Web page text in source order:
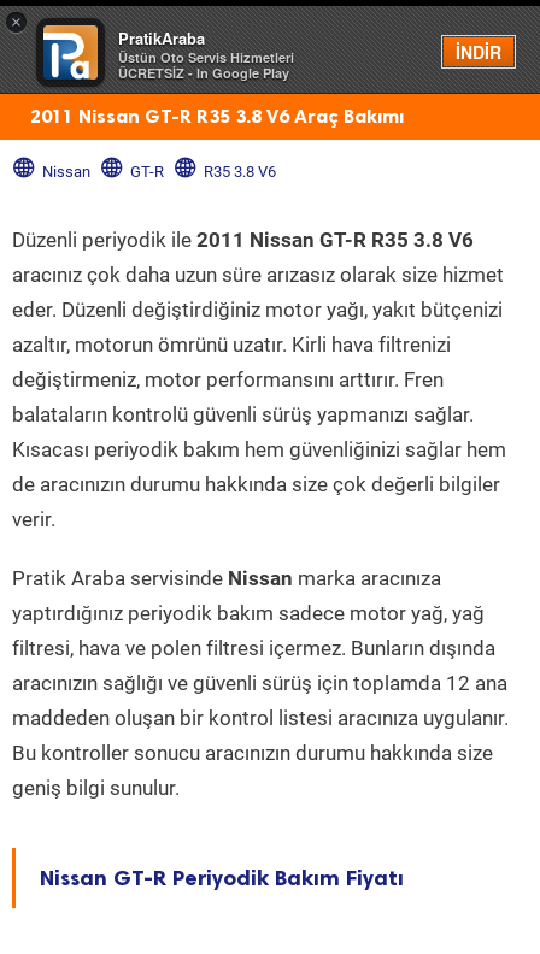
×
PratikAraba
Üstün Oto Servis Hizmetleri
ÜCRETSİZ - In Google Play
İNDİR
Menü
2011 Nissan GT-R R35 3.8 V6 Araç Bakımı
Nissan GT-R R35 3.8 V6
Düzenli periyodik ile 2011 Nissan GT-R R35 3.8 V6
aracınız çok daha uzun süre arızasız olarak size hizmet
eder. Düzenli değiştirdiğiniz motor yağı, yakıt bütçenizi
azaltır, motorun ömrünü uzatır. Kirli hava filtrenizi
değiştirmeniz, motor performansını arttırır. Fren
balataların kontrolü güvenli sürüş yapmanızı sağlar.
Kısacası periyodik bakım hem güvenliğinizi sağlar hem
de aracınızın durumu hakkında size çok değerli bilgiler
verir.
Pratik Araba servisinde Nissan marka aracınıza
yaptırdığınız periyodik bakım sadece motor yağ, yağ
filtresi, hava ve polen filtresi içermez. Bunların dışında
aracınızın sağlığı ve güvenli sürüş için toplamda 12 ana
maddeden oluşan bir kontrol listesi aracınıza uygulanır.
Bu kontroller sonucu aracınızın durumu hakkında size
geniş bilgi sunulur.
Nissan GT-R Periyodik Bakım Fiyatı